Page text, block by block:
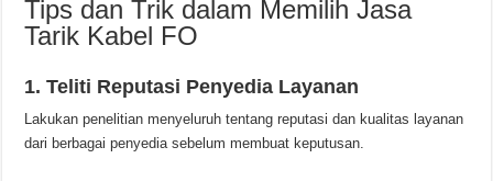
Tips dan Trik dalam Memilih Jasa
Tarik Kabel FO
1. Teliti Reputasi Penyedia Layanan
Lakukan penelitian menyeluruh tentang reputasi dan kualitas layanan
dari berbagai penyedia sebelum membuat keputusan.